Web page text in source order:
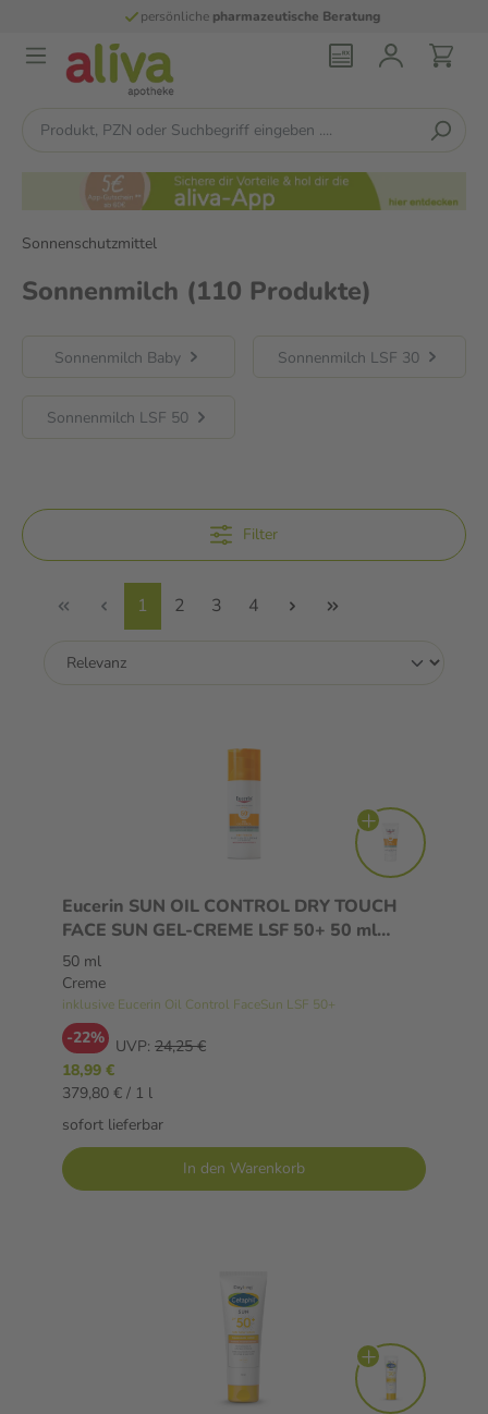
persönlichepharmazeutische Beratung
Sonnenschutzmittel
Sonnenmilch (110 Produkte)
Sonnenmilch Baby Sonnenmilch LSF 30
Sonnenmilch LSF 50
Filter
1 2 3 4
Eucerin SUN OIL CONTROL DRY TOUCH
FACE SUN GEL-CREME LSF 50+ 50 ml
Creme
50 ml
Creme
inklusive Eucerin Oil Control FaceSun LSF 50+
-22% UVP: 24,25 €
18,99 €
379,80 € / 1 l
sofort lieferbar
In den Warenkorb